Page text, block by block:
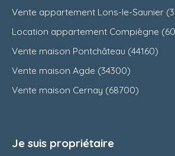
Vente appartement Lons-le-Saunier
Location appartement Compiègne
Vente maison Pontchâteau (44160)
Vente maison Agde (34300)
Vente maison Cernay (68700)
Je suis propriétaire